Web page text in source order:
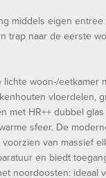
middels eigen
trap naar de eerste
woon-/eetkamer
vloerdelen,
met HR++ dubbel
sfeer. De
van massief
en biedt
noordoosten: ideaal